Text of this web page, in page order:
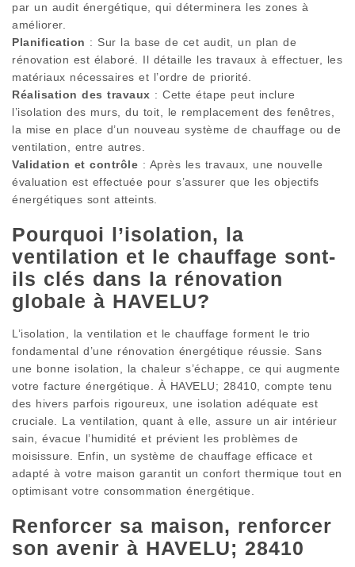
par un audit énergétique, qui déterminera les zones à
améliorer.
Planification : Sur la base de cet audit, un plan de
rénovation est élaboré. Il détaille les travaux à effectuer, les
matériaux nécessaires et l’ordre de priorité.
Réalisation des travaux : Cette étape peut inclure
l’isolation des murs, du toit, le remplacement des fenêtres,
la mise en place d’un nouveau système de chauffage ou de
ventilation, entre autres.
Validation et contrôle : Après les travaux, une nouvelle
évaluation est effectuée pour s’assurer que les objectifs
énergétiques sont atteints.
Pourquoi l’isolation, la
ventilation et le chauffage sont-
ils clés dans la rénovation
globale à HAVELU?
L’isolation, la ventilation et le chauffage forment le trio
fondamental d’une rénovation énergétique réussie. Sans
une bonne isolation, la chaleur s’échappe, ce qui augmente
votre facture énergétique. À HAVELU; 28410, compte tenu
des hivers parfois rigoureux, une isolation adéquate est
cruciale. La ventilation, quant à elle, assure un air intérieur
sain, évacue l’humidité et prévient les problèmes de
moisissure. Enfin, un système de chauffage efficace et
adapté à votre maison garantit un confort thermique tout en
optimisant votre consommation énergétique.
Renforcer sa maison, renforcer
son avenir à HAVELU; 28410